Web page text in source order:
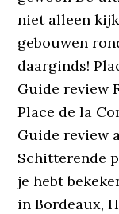
niet alleen
gebouwen
daarginds!
Guide review
Place de la
Guide review
Schitterende
je hebt
in Bordeaux,